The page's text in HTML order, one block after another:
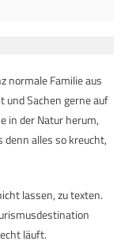
normale Familie aus
und Sachen gerne auf
in der Natur herum,
alles so kreucht,
lassen, zu texten.
läuft.